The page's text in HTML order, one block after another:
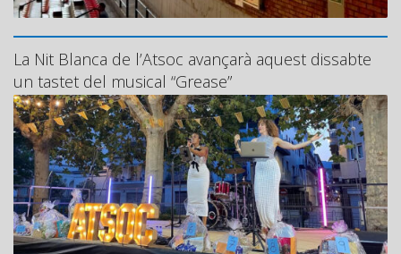
La Nit Blanca de l’Atsoc avançarà aquest dissabte
un tastet del musical “Grease”